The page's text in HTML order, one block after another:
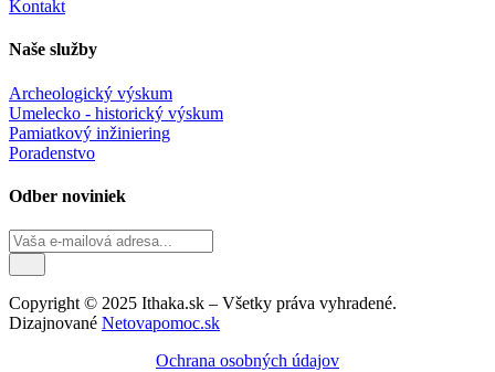
Kontakt
Naše služby
Archeologický výskum
Umelecko - historický výskum
Pamiatkový inžiniering
Poradenstvo
Odber noviniek
Copyright © 2025 Ithaka.sk – Všetky práva vyhradené.
Dizajnované Netovapomoc.sk
Ochrana osobných údajov